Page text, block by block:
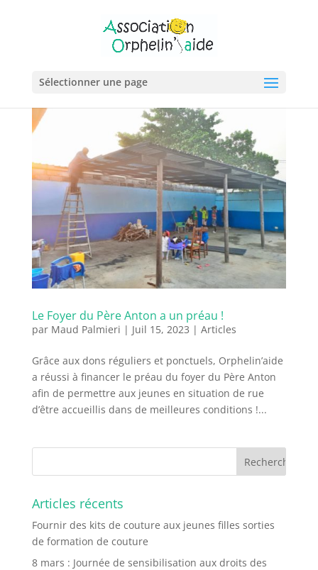
Sélectionner une page
Le Foyer du Père Anton a un préau !
par Maud Palmieri | Juil 15, 2023 | Articles
Grâce aux dons réguliers et ponctuels, Orphelin’aide
a réussi à financer le préau du foyer du Père Anton
afin de permettre aux jeunes en situation de rue
d’être accueillis dans de meilleures conditions !...
Articles récents
Fournir des kits de couture aux jeunes filles sorties
de formation de couture
8 mars : Journée de sensibilisation aux droits des